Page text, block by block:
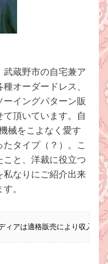
蔵野市の自宅兼ア
オーダードレス、
イングパターン販
頂いています。自
械をこよなく愛す
タイプ（？）。こ
こと、洋裁に役立つ
なりにご紹介出来
。
ィアは適格販売により収入を